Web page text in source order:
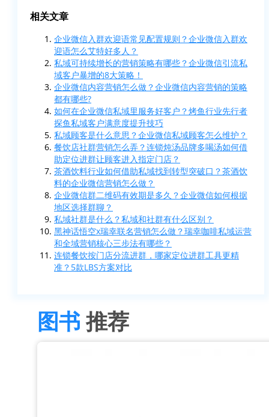
相关文章
企业微信入群欢迎语常见配置规则？企业微信入群欢
迎语怎么艾特好多人？
私域可持续增长的营销策略有哪些？企业微信引流私
域客户暴增的8大策略！
企业微信内容营销怎么做？企业微信内容营销的策略
都有哪些?
如何在企业微信私域里服务好客户？烤鱼行业先行者
探鱼私域客户满意度提升技巧
私域顾客是什么意思？企业微信私域顾客怎么维护？
餐饮店社群营销怎么弄？连锁炖汤品牌多喝汤如何借
助定位进群让顾客进入指定门店？
茶酒饮料行业如何借助私域找到转型突破口？茶酒饮
料的企业微信营销怎么做？
企业微信群二维码有效期是多久？企业微信如何根据
地区选择群聊？
私域社群是什么？私域和社群有什么区别？
黑神话悟空x瑞幸联名营销怎么做？瑞幸咖啡私域运营
和全域营销核心三步法有哪些？
连锁餐饮按门店分流进群，哪家定位进群工具更精
准？5款LBS方案对比
图书推荐